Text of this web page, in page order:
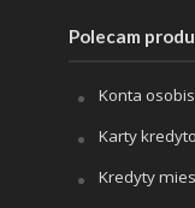
Polecam
Konta
Karty
Kredyty